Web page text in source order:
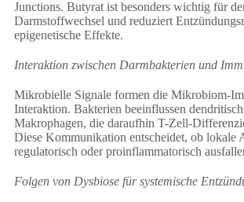
Junctions. Butyrat ist besonders wichtig für
Darmstoffwechsel und reduziert
epigenetische Effekte.
Interaktion zwischen Darmbakterien und
Mikrobielle Signale formen die Mikrobiom-
Interaktion. Bakterien beeinflussen
Makrophagen, die daraufhin T-Zell-
Diese Kommunikation entscheidet, ob lokale
regulatorisch oder proinflammatorisch
Folgen von Dysbiose für systemische